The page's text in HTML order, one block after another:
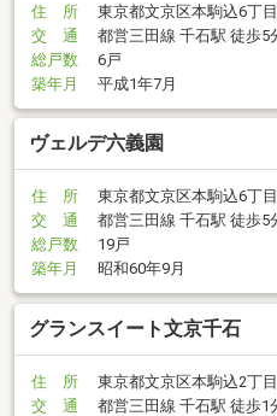
住 所
東京都文京区本駒込6丁
交 通
都営三田線 千石駅 徒歩5
総戸数
6戸
築年月
平成1年7月
ヴェルデ六義園
住 所
東京都文京区本駒込6丁
交 通
都営三田線 千石駅 徒歩5
総戸数
19戸
築年月
昭和60年9月
グランスイート文京千石
住 所
東京都文京区本駒込2丁
交 通
都営三田線 千石駅 徒歩1